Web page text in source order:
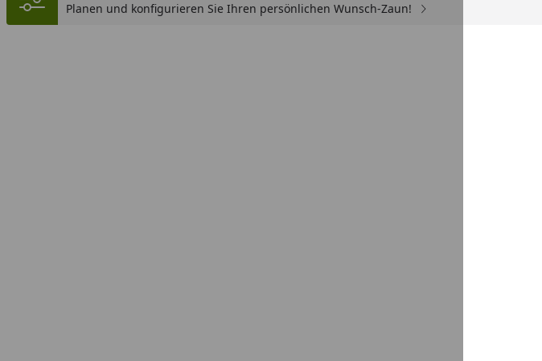
Planen und konfigurieren Sie Ihren persönlichen Wunsch-Zaun!